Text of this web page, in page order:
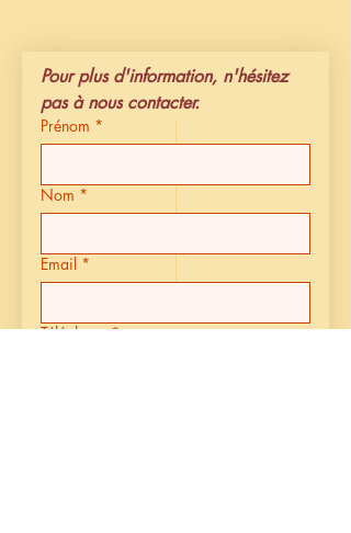
Pour plus d'information, n'hésitez
pas à nous contacter.
Prénom *
Nom *
Email *
Téléphone *